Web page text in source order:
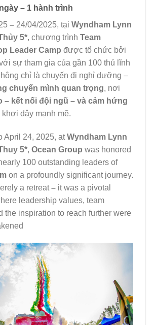
– 1 hành trình
– 24/04/2025, tại Wyndham Lynn
5*, chương trình Team
Leader Camp được tổ chức bởi
sự tham gia của gần 100 thủ lĩnh
chỉ là chuyến đi nghỉ dưỡng –
chuyển mình quan trọng, nơi
– kết nối đội ngũ – và cảm hứng
dậy mạnh mẽ.
April 24, 2025, atWyndham Lynn
5*, Ocean Group was honored
100 outstanding leaders of
on a profoundly significant journey.
a retreat– it was a pivotal
leadership values, team
the inspiration to reach further were